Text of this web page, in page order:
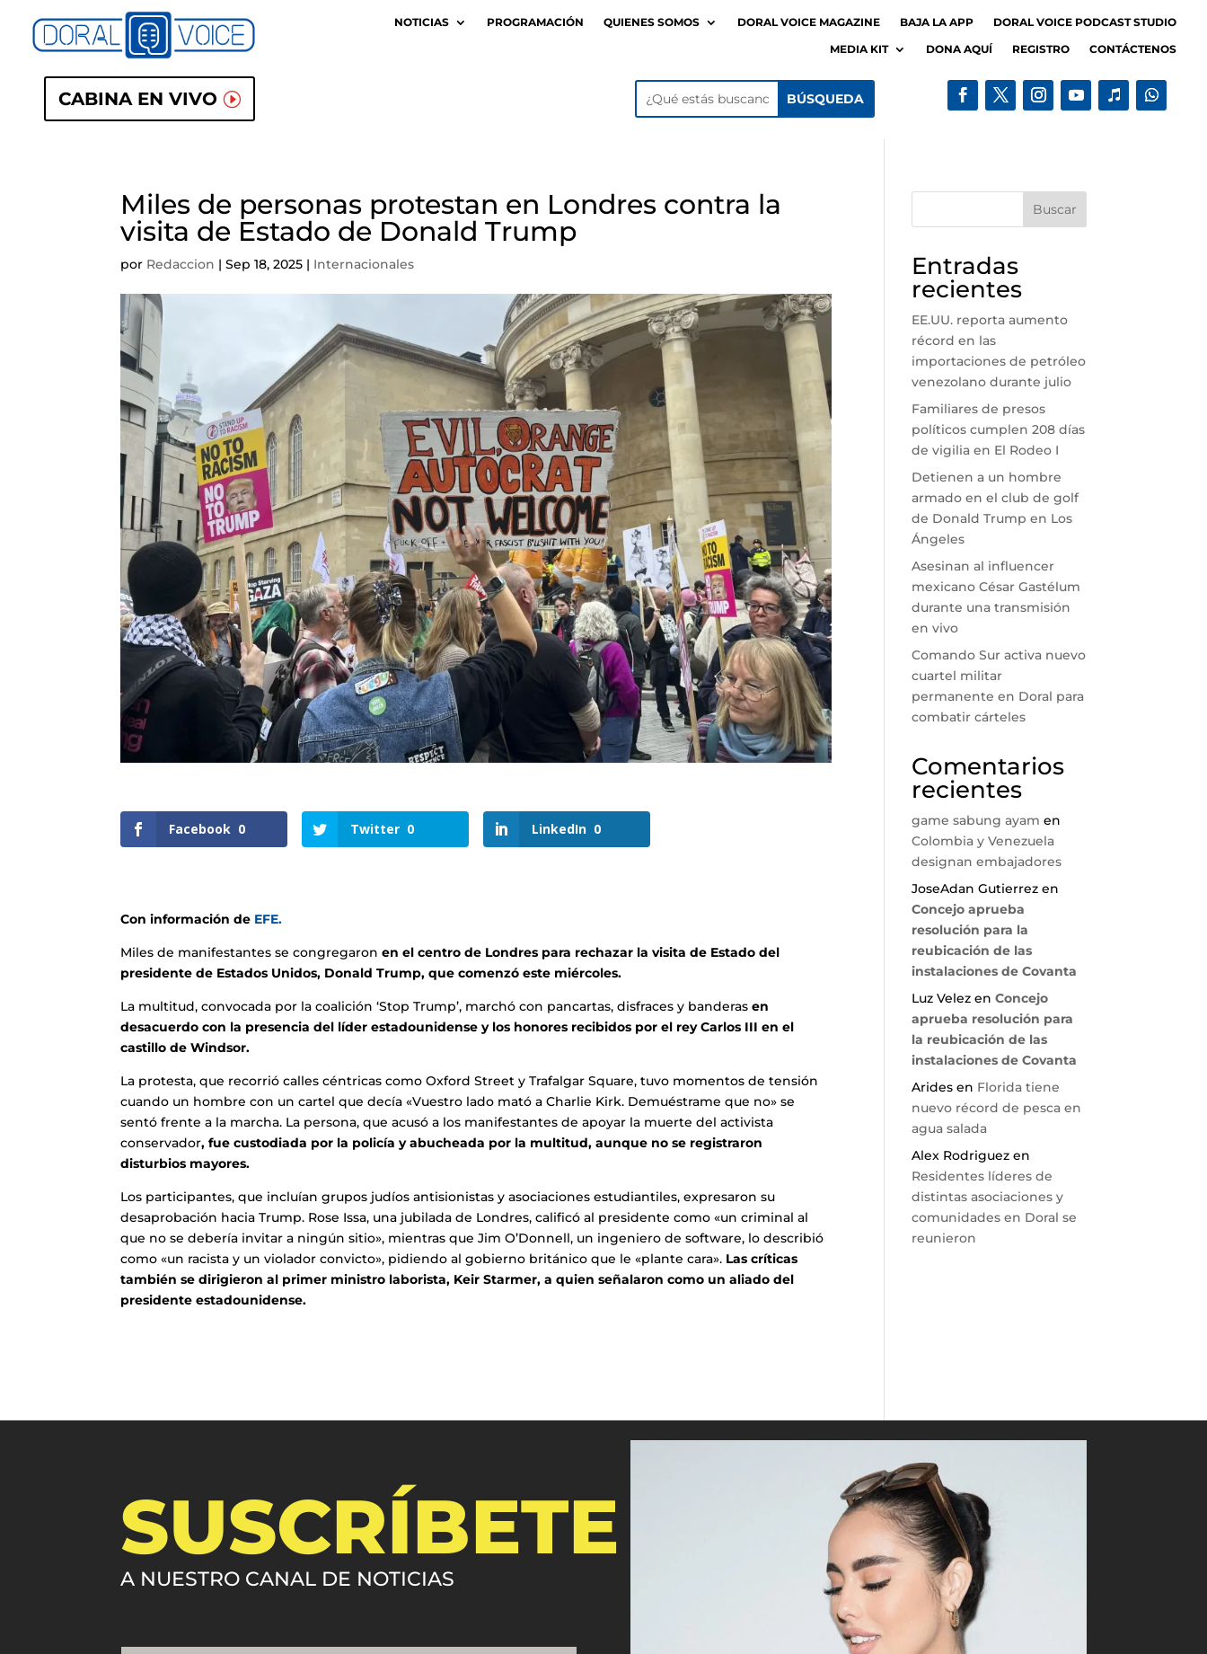
NOTICIAS PROGRAMACIÓN QUIENES SOMOS DORAL VOICE MAGAZINE BAJA LA APP
DORAL VOICE PODCAST STUDIO
MEDIA KIT
DONA AQUÍ REGISTRO CONTÁCTENOS
CABINA EN VIVO
Miles de personas protestan en Londres contra la
visita de Estado de Donald Trump
por Redaccion |Sep 18, 2025 | Internacionales
Facebook 0 Twitter 0 LinkedIn 0
Con información de EFE.
Miles de manifestantes se congregaronen el centro de Londres para rechazar la visita de Estado del
presidente de Estados Unidos, Donald Trump, que comenzó este miércoles.
La multitud, convocada por la coalición ‘Stop Trump’, marchó con pancartas, disfraces y banderasen
desacuerdo con la presencia del líder estadounidense y los honores recibidos por el rey Carlos III en el
castillo de Windsor.
La protesta, que recorrió calles céntricas como Oxford Street y Trafalgar Square, tuvo momentos de tensión
cuando un hombre con un cartel que decía «Vuestro lado mató a Charlie Kirk. Demuéstrame que no» se
sentó frente a la marcha. La persona, que acusó a los manifestantes de apoyar la muerte del activista
conservador, fue custodiada por la policía y abucheada por la multitud, aunque no se registraron
disturbios mayores.
Los participantes, que incluían grupos judíos antisionistas y asociaciones estudiantiles, expresaron su
desaprobación hacia Trump. Rose Issa, una jubilada de Londres, calificó al presidente como «un criminal al
que no se debería invitar a ningún sitio», mientras que Jim O’Donnell, un ingeniero de software, lo describió
como «un racista y un violador convicto», pidiendo al gobierno británico que le «plante cara». Las críticas
también se dirigieron al primer ministro laborista, Keir Starmer, a quien señalaron como un aliado del
presidente estadounidense.
Buscar
Entradas
recientes
EE.UU. reporta aumento
récord en las
importaciones de petróleo
venezolano durante julio
Familiares de presos
políticos cumplen 208 días
de vigilia en El Rodeo I
Detienen a un hombre
armado en el club de golf
de Donald Trump en Los
Ángeles
Asesinan al influencer
mexicano César Gastélum
durante una transmisión
en vivo
Comando Sur activa nuevo
cuartel militar
permanente en Doral para
combatir cárteles
Comentarios
recientes
game sabung ayam en
Colombia y Venezuela
designan embajadores
JoseAdan Gutierrez en
Concejo aprueba
resolución para la
reubicación de las
instalaciones de Covanta
Luz Velez enConcejo
aprueba resolución para
la reubicación de las
instalaciones de Covanta
Arides en Florida tiene
nuevo récord de pesca en
agua salada
Alex Rodriguez en
Residentes líderes de
distintas asociaciones y
comunidades en Doral se
reunieron
SUSCRÍBETE
A NUESTRO CANAL DE NOTICIAS